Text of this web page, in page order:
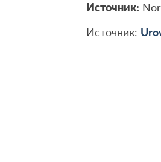
Источник:
Источник: